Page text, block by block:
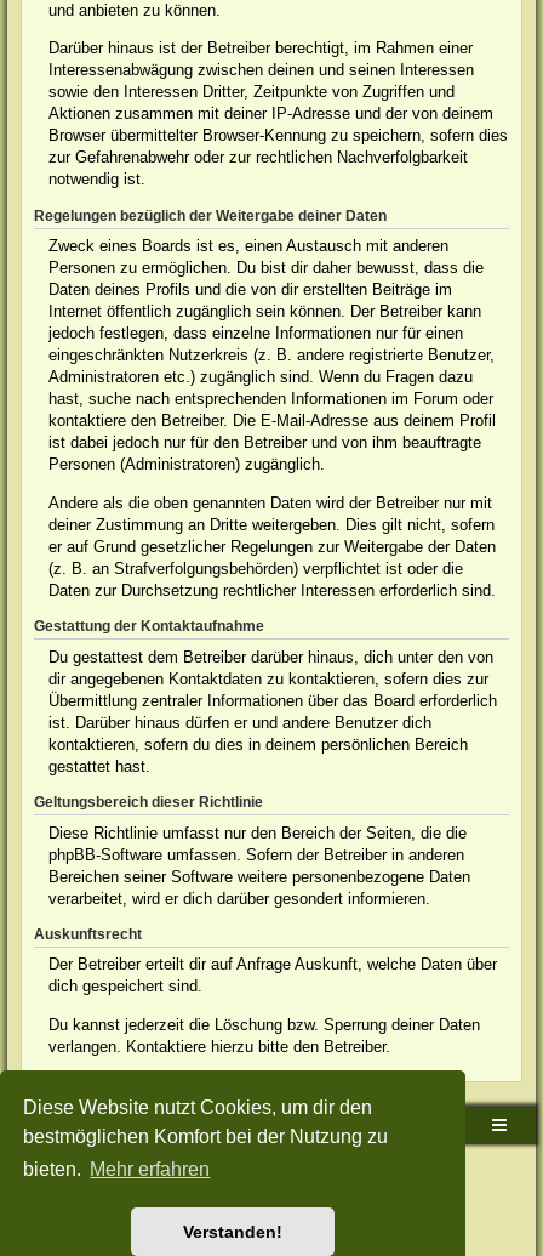
Diese Website nutzt Cookies, um dir den
bestmöglichen Komfort bei der Nutzung zu
bieten. Mehr erfahren
Verstanden!
und anbieten zu können.
Darüber hinaus ist der Betreiber berechtigt, im Rahmen einer
Interessenabwägung zwischen deinen und seinen Interessen
sowie den Interessen Dritter, Zeitpunkte von Zugriffen und
Aktionen zusammen mit deiner IP-Adresse und der von deinem
Browser übermittelter Browser-Kennung zu speichern, sofern dies
zur Gefahrenabwehr oder zur rechtlichen Nachverfolgbarkeit
notwendig ist.
Regelungen bezüglich der Weitergabe deiner Daten
Zweck eines Boards ist es, einen Austausch mit anderen
Personen zu ermöglichen. Du bist dir daher bewusst, dass die
Daten deines Profils und die von dir erstellten Beiträge im
Internet öffentlich zugänglich sein können. Der Betreiber kann
jedoch festlegen, dass einzelne Informationen nur für einen
eingeschränkten Nutzerkreis (z. B. andere registrierte Benutzer,
Administratoren etc.) zugänglich sind. Wenn du Fragen dazu
hast, suche nach entsprechenden Informationen im Forum oder
kontaktiere den Betreiber. Die E-Mail-Adresse aus deinem Profil
ist dabei jedoch nur für den Betreiber und von ihm beauftragte
Personen (Administratoren) zugänglich.
Andere als die oben genannten Daten wird der Betreiber nur mit
deiner Zustimmung an Dritte weitergeben. Dies gilt nicht, sofern
er auf Grund gesetzlicher Regelungen zur Weitergabe der Daten
(z. B. an Strafverfolgungsbehörden) verpflichtet ist oder die
Daten zur Durchsetzung rechtlicher Interessen erforderlich sind.
Gestattung der Kontaktaufnahme
Du gestattest dem Betreiber darüber hinaus, dich unter den von
dir angegebenen Kontaktdaten zu kontaktieren, sofern dies zur
Übermittlung zentraler Informationen über das Board erforderlich
ist. Darüber hinaus dürfen er und andere Benutzer dich
kontaktieren, sofern du dies in deinem persönlichen Bereich
gestattet hast.
Geltungsbereich dieser Richtlinie
Diese Richtlinie umfasst nur den Bereich der Seiten, die die
phpBB-Software umfassen. Sofern der Betreiber in anderen
Bereichen seiner Software weitere personenbezogene Daten
verarbeitet, wird er dich darüber gesondert informieren.
Auskunftsrecht
Der Betreiber erteilt dir auf Anfrage Auskunft, welche Daten über
dich gespeichert sind.
Du kannst jederzeit die Löschung bzw. Sperrung deiner Daten
verlangen. Kontaktiere hierzu bitte den Betreiber.
Sudden-Strike-Maps.de Hauptseite Foren-Übersicht
Powered byphpBB® Forum Software © phpBB Limited
Style: Green-Style-Split by Joyce&LunaphpBB-Style-Design
Nutzungsbedingungen